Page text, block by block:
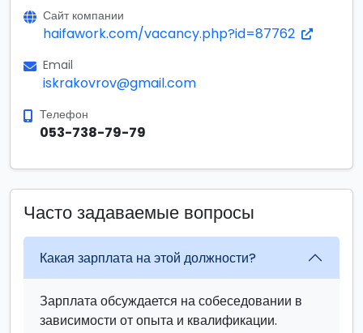
Сайт компании
haifawork.com/vacancy.php?id=87762
Email
iskrakovrov@gmail.com
Телефон
053-738-79-79
Часто задаваемые вопросы
Какая зарплата на этой должности?
Зарплата обсуждается на собеседовании в
зависимости от опыта и квалификации.